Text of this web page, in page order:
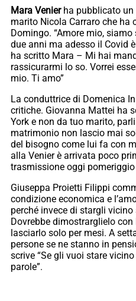
Mara Venierha pubblicato un
marito Nicola Carraro che ha
Domingo. “Amore mio,
due anni ma adesso il Covid
ha scritto Mara – Mi hai
rassicurarmi lo so. Vorrei
mio. Ti amo”
La conduttrice di Domenica
critiche. Giovanna Mattei ha
York e non da tuo marito,
matrimonio non lascio mai
del bisogno come lui fa con
alla Venier è arrivata poco
trasmissione oggi pomeriggio
Giuseppa Proietti Filippi
condizione economica e
perché invece di stargli
Dovrebbe dimostrarglielo
lasciarlo solo per mesi. A
persone se ne stanno in
scrive “Se gli vuoi stare
parole”.